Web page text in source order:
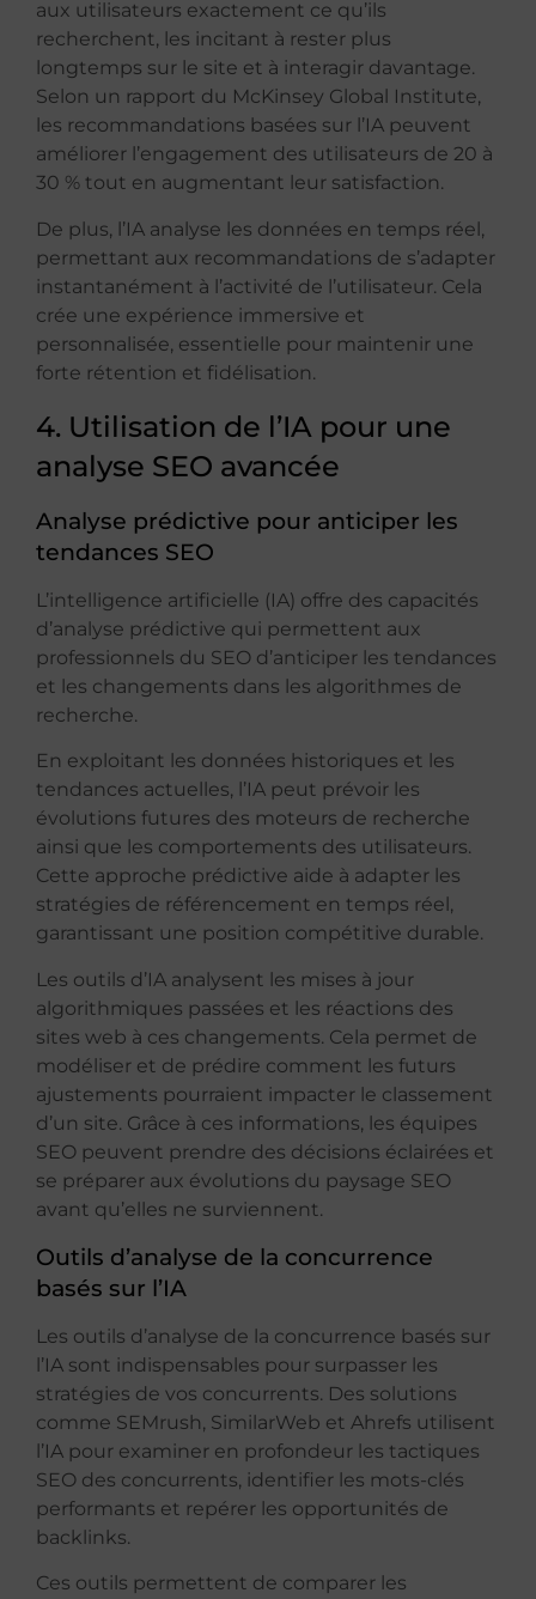
aux utilisateurs exactement ce qu’ils
recherchent, les incitant à rester plus
longtemps sur le site et à interagir davantage.
Selon un rapport du McKinsey Global Institute,
les recommandations basées sur l’IA peuvent
améliorer l’engagement des utilisateurs de 20 à
30 % tout en augmentant leur satisfaction.
De plus, l’IA analyse les données en temps réel,
permettant aux recommandations de s’adapter
instantanément à l’activité de l’utilisateur. Cela
crée une expérience immersive et
personnalisée, essentielle pour maintenir une
forte rétention et fidélisation.
4. Utilisation de l’IA pour une
analyse SEO avancée
Analyse prédictive pour anticiper les
tendances SEO
L’intelligence artificielle (IA) offre des capacités
d’analyse prédictive qui permettent aux
professionnels du SEO d’anticiper les tendances
et les changements dans les algorithmes de
recherche.
En exploitant les données historiques et les
tendances actuelles, l’IA peut prévoir les
évolutions futures des moteurs de recherche
ainsi que les comportements des utilisateurs.
Cette approche prédictive aide à adapter les
stratégies de référencement en temps réel,
garantissant une position compétitive durable.
Les outils d’IA analysent les mises à jour
algorithmiques passées et les réactions des
sites web à ces changements. Cela permet de
modéliser et de prédire comment les futurs
ajustements pourraient impacter le classement
d’un site. Grâce à ces informations, les équipes
SEO peuvent prendre des décisions éclairées et
se préparer aux évolutions du paysage SEO
avant qu’elles ne surviennent.
Outils d’analyse de la concurrence
basés sur l’IA
Les outils d’analyse de la concurrence basés sur
l’IA sont indispensables pour surpasser les
stratégies de vos concurrents. Des solutions
comme SEMrush, SimilarWeb et Ahrefs utilisent
l’IA pour examiner en profondeur les tactiques
SEO des concurrents, identifier les mots-clés
performants et repérer les opportunités de
backlinks.
Ces outils permettent de comparer les